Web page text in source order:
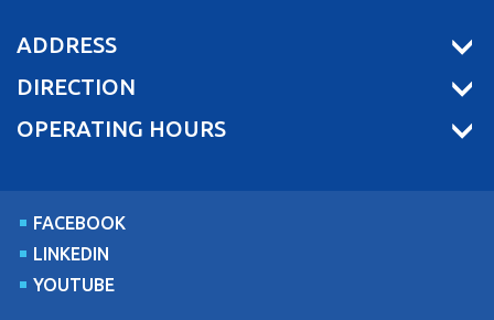
ADDRESS
DIRECTION
OPERATING HOURS
FACEBOOK
LINKEDIN
YOUTUBE